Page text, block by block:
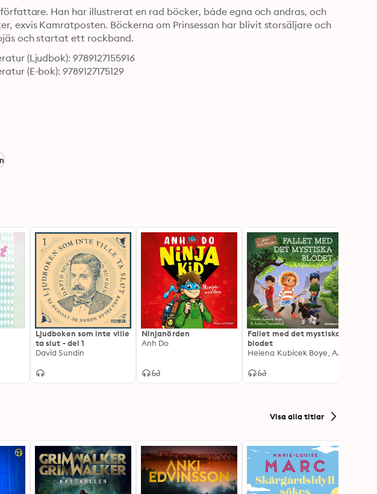
Han har illustrerat en rad böcker, både egna och andras, och
exvis Kamratposten. Böckerna om Prinsessan har blivit storsäljare och
och startat ett rockband.
(Ljudbok): 9789127155916
(E-bok): 9789127175129
Ljudboken som inte ville
ta slut - del 1
David Sundin
Ninjanörden
Anh Do
Fallet med det mystiska
blodet
Helena Kubicek Boye, Andrea Femerstrand
Visa alla titlar